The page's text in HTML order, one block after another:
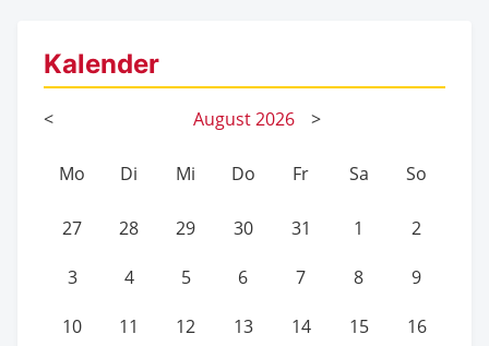
Kalender
< August2026 >
Mo Di Mi Do Fr Sa So
27 28 29 30 31 1 2
3 4 5 6 7 8 9
10 11 12 13 14 15 16